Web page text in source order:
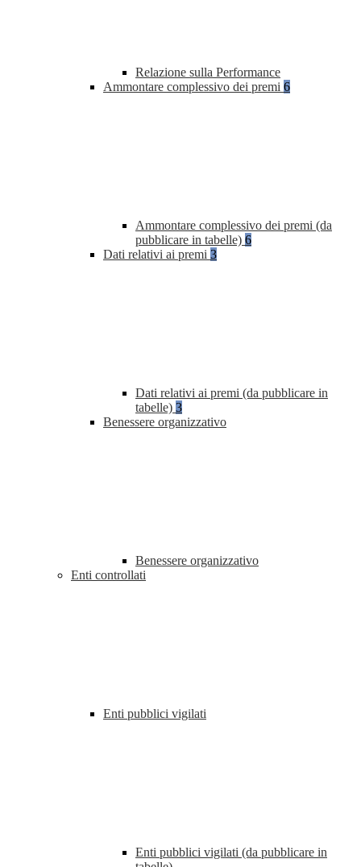
Relazione sulla Performance
Ammontare complessivo dei premi 6
Ammontare complessivo dei premi (da
pubblicare in tabelle) 6
Dati relativi ai premi 3
Dati relativi ai premi (da pubblicare in
tabelle) 3
Benessere organizzativo
Benessere organizzativo
Enti controllati
Enti pubblici vigilati
Enti pubblici vigilati (da pubblicare in